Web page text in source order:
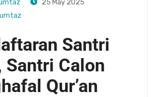
25 May 2025
Santri
Santri Calon
Qur’an